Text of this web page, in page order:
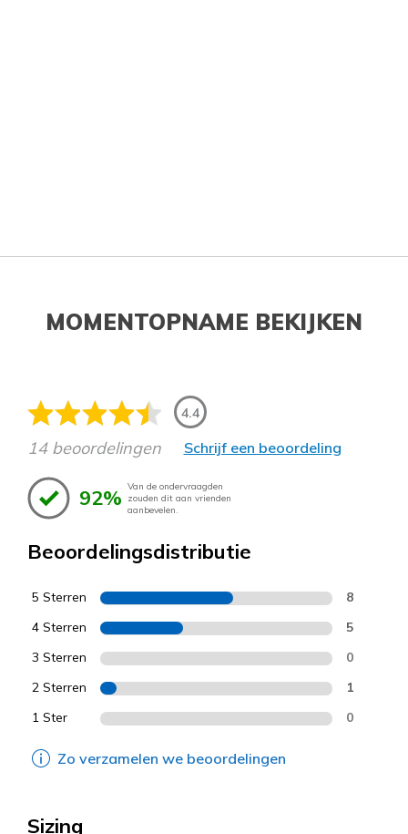
MOMENTOPNAME BEKIJKEN
4.4
14 beoordelingen Schrijf een beoordeling
92% Van de ondervraagden
zouden dit aan vrienden
aanbevelen.
Beoordelingsdistributie
5 Sterren 8
4 Sterren 5
3 Sterren 0
2 Sterren 1
1 Ster 0
Zo verzamelen we beoordelingen
Sizing